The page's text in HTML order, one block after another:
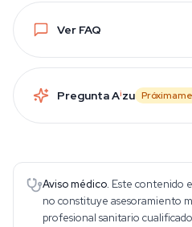
Ver FAQ
Pregunta Aizu
Aviso médico. Este contenido
no constituye asesoramiento
profesional sanitario